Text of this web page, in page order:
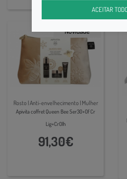
Novidade
Rosto | Anti-envelhecimento | Mulher
Apivita coffret Queen Bee Ser30+Of Cr
Lig+CrOlh
91,30€
ACEITAR